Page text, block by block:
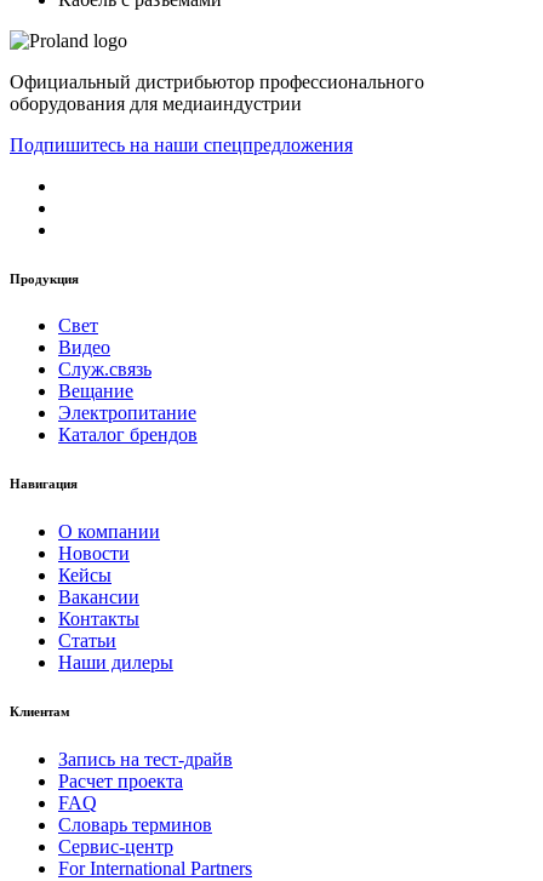
Официальный дистрибьютор профессионального
оборудования для медиаиндустрии
Подпишитесь на наши спецпредложения
Продукция
Свет
Видео
Служ.связь
Вещание
Электропитание
Каталог брендов
Навигация
О компании
Новости
Кейсы
Вакансии
Контакты
Статьи
Наши дилеры
Клиентам
Запись на тест-драйв
Расчет проекта
FAQ
Словарь терминов
Сервис-центр
For International Partners